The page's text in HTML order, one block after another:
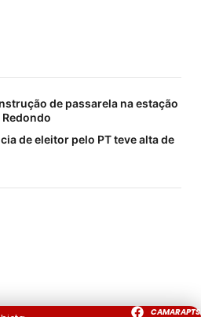
de passarela na estação
de eleitor pelo PT teve alta de